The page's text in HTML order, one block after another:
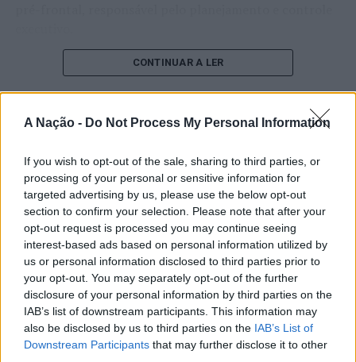
A Nação - Do Not Process My Personal Information
If you wish to opt-out of the sale, sharing to third parties, or
processing of your personal or sensitive information for
targeted advertising by us, please use the below opt-out
section to confirm your selection. Please note that after your
opt-out request is processed you may continue seeing
interest-based ads based on personal information utilized by
us or personal information disclosed to third parties prior to
your opt-out. You may separately opt-out of the further
disclosure of your personal information by third parties on the
IAB’s list of downstream participants. This information may
also be disclosed by us to third parties on the IAB’s List of
Downstream Participants that may further disclose it to other
O pesquisador afirma que plataformas digitais também
manter a atenção e a procrastinação. Na sua visão,
aumentam a sensação de sobrecarga, enquanto o stress
prolongado pode elevar os níveis de cortisol e
prejudicar o desempenho cognitivo.
Fabiano de Abreu Agrela Rodrigues ressalta que não há
evidências de que o ambiente digital provoque mudanças
genéticas na espécie humana. A adaptação observada,
afirma, ocorre por meio da neuroplasticidade, processo
pelo qual os circuitos neurais se reorganizam em
resposta às experiências.
CONTINUAR A LER
ATUALIDADE
“Millennium Estoril Open 2026”
regressou ao circuito ATP com
vitória do francês Luca Van Assche
Publicado 3 dias atrás on 07/08/2026
Ígor Lopes
O “Millennium Estoril Open 2026” decorreu entre os
dias 18 e 26 de julho, no Clube de Ténis do Estoril, em